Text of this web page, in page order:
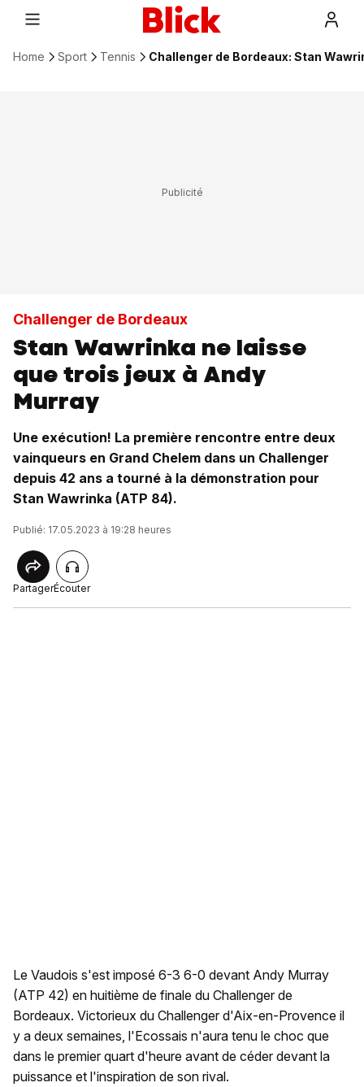
Home Sport Tennis Challenger de Bordeaux: Stan
Challenger de Bordeaux
Stan Wawrinka ne laisse
que trois jeux à Andy
Murray
Une exécution! La première rencontre entre deux
vainqueurs en Grand Chelem dans un Challenger
depuis 42 ans a tourné à la démonstration pour
Stan Wawrinka (ATP 84).
Publié: 17.05.2023 à 19:28 heures
PartagerÉcouter
Le Vaudois s'est imposé 6-3 6-0 devant Andy Murray
(ATP 42) en huitième de finale du Challenger de
Bordeaux. Victorieux du Challenger d'Aix-en-Provence il
y a deux semaines, l'Ecossais n'aura tenu le choc que
dans le premier quart d'heure avant de céder devant la
puissance et l'inspiration de son rival.